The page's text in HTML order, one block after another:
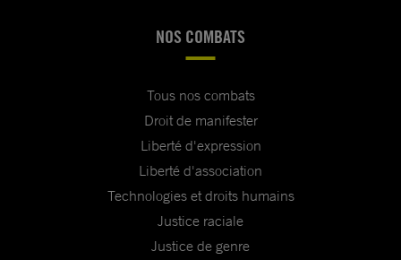
NOS COMBATS
Tous nos combats
Droit de manifester
Liberté d'expression
Liberté d'association
Technologies et droits humains
Justice raciale
Justice de genre